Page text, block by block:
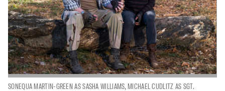
SONEQUA MARTIN-GREEN AS SASHA WILLIAMS, MICHAEL CUDLITZ AS SGT.